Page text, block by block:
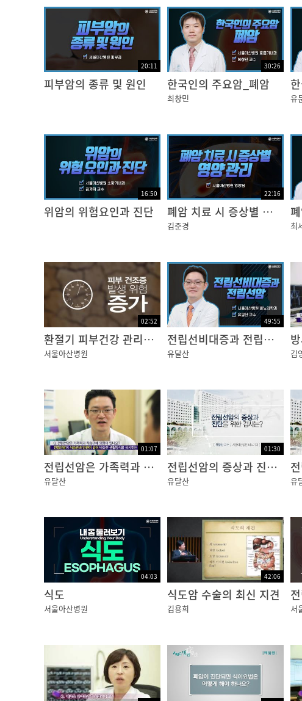
오승리?-?음식은?특별히?조심할거?없나요?
한사랑?-?특별히?신경쓸?건?없으신데요,?하루?
?
이지적?-?어쨌거나?물은?많이?마시는게?좋네요.
?
한사랑?물집이나?궤양이?있을?때는?상처를?치료
한사랑?손발의?통증이?심하거나,?붉어지고?벗겨
?
오승리?“어머님,?열도?좀?있으신?것?같애요”
오승리?-?어머니,?저도?잘?살필테니까,?쫌?이상하
이지적?-?알았어.??내가?애들이니~?얘가?이렇게?
?
한사랑?-?두?분은?고부간이?아니라?모녀같으세요?
이지적?-?고부가?친하면?안되나~
한사랑?-?보기?좋다구요.
?
오승리?-?어머니,?우리?집에?가다?시장에?좀?들려
?
이지적?-?아이구,?이번엔?정말?내?손발이?호강하려
한사랑?-?지하철?창문이나,?쇼윈도우에?비친?얼굴
니?근육이?경직돼?그런데요, 제가?근육?에어로빅
이~ 이번엔?잔뜩?오므려주세요.?오~???자,?마지
고?표정도?좋아지고,?동안이?된다는데요, 항암치
은?얼굴?에어로빅은?크게?웃는?거랍니다.?보기만?
20:11
피부암의 종류 및 원인
30:26
한국인의 주요암_폐암
최창민 유
16:50
위암의 위험요인과 진단
22:16
폐암 치료 시 증상별 영양관리
김준경 최
02:52
환절기 피부건강 관리법 [건강플러스]
서울아산병원
49:55
전립선비대증과 전립선암의 진단과 치료
유달산 김
01:07
전립선암은 가족력과 식습관에 영향이 있나요?
유달산
01:30
전립선암의 증상과 진단을 위한 검사는?
유달산 유
04:03
식도
서울아산병원
42:06
식도암 수술의 최신 지견
김용희 서